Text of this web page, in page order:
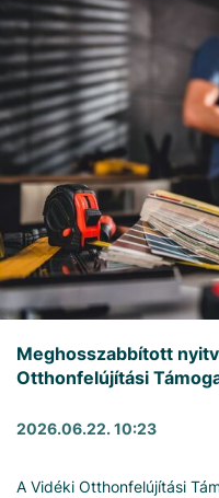
Meghosszabbított
Otthonfelújítási
2026.06.22. 10:23
A Vidéki Otthonfelújítási